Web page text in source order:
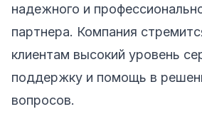
надежного и
партнера. Компания
клиентам высокий уровень
поддержку и помощь в
вопросов.